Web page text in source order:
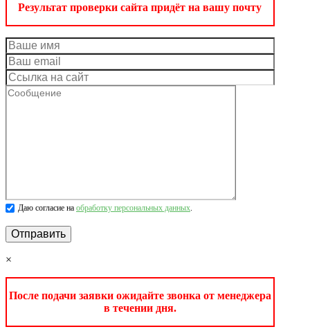
Результат проверки сайта придёт на вашу почту
Даю согласие на обработку персональных данных.
×
После подачи заявки ожидайте звонка от менеджера
в течении дня.